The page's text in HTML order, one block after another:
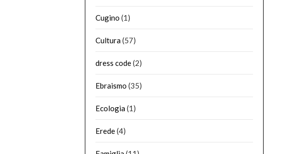
Cugino (1)
Cultura(57)
dress code(2)
Ebraismo (35)
Ecologia(1)
Erede(4)